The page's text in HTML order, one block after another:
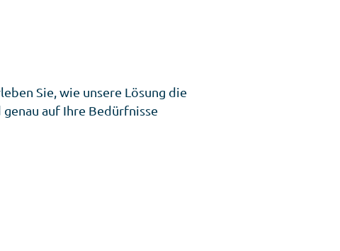
Sie, wie unsere Lösung die
auf Ihre Bedürfnisse